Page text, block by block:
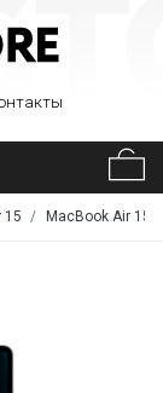
15 MacBook Air 15"